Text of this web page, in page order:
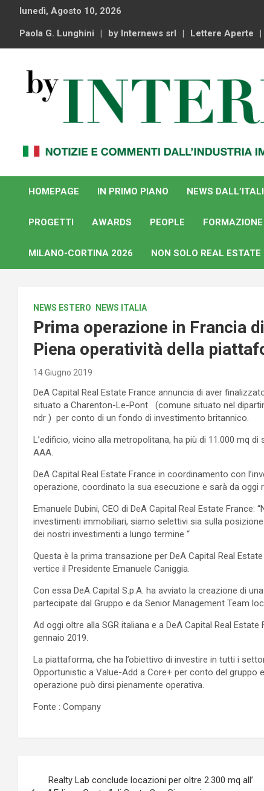
content
lunedì, Agosto 10, 2026
Paola G. Lunghini by Internews srl Lettere Aperte
By Internews
internazionale
HOMEPAGE
IN PRIMO PIANO NEWS
PROGETTI AWARDS PEOPLE FORMAZIONE
MILANO-CORTINA 2026 NON SOLO REAL ESTATE
NEWS ESTERO NEWS ITALIA
Prima operazione in Francia
Piena operatività della
14 Giugno 2019
DeA Capital Real Estate France annuncia di aver
situato a Charenton-Le-Pont (comune situato nel
ndr ) per conto di un fondo di investimento britannico.
L’edificio, vicino alla metropolitana, ha più di 11.000 mq
AAA.
DeA Capital Real Estate France in coordinamento con
operazione, coordinato la sua esecuzione e sarà da oggi
Emanuele Dubini, CEO di DeA Capital Real Estate
investimenti immobiliari, siamo selettivi sia sulla
dei nostri investimenti a lungo termine “
Questa è la prima transazione per DeA Capital Real
vertice il Presidente Emanuele Caniggia.
Con essa DeA Capital S.p.A. ha avviato la creazione di
partecipate dal Gruppo e da Senior Management Team
Ad oggi oltre alla SGR italiana e a DeA Capital Real
gennaio 2019.
La piattaforma, che ha l’obiettivo di investire in tutti i
Opportunistic a Value-Add a Core+ per conto del gruppo
operazione può dirsi pienamente operativa.
Fonte : Company
Realty Lab conclude locazioni per oltre 2.300 mq all’